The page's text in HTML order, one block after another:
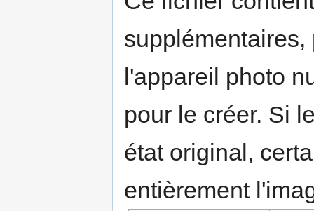
l'appareil photo
pour le créer. Si
état original,
entièrement